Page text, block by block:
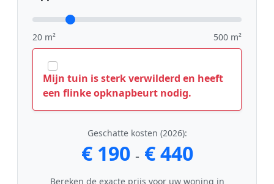
20 m² 500 m²
Mijn tuin is sterk verwilderd en heeft
een flinke opknapbeurt nodig.
Geschatte kosten (2026):
€ 190 - € 440
Bereken de exacte prijs voor uw woning in